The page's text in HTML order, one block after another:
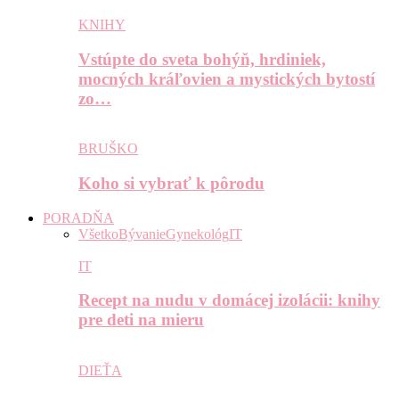
KNIHY
Vstúpte do sveta bohýň, hrdiniek,
mocných kráľovien a mystických bytostí
zo…
BRUŠKO
Koho si vybrať k pôrodu
PORADŇA
VšetkoBývanieGynekológIT
IT
Recept na nudu v domácej izolácii: knihy
pre deti na mieru
DIEŤA